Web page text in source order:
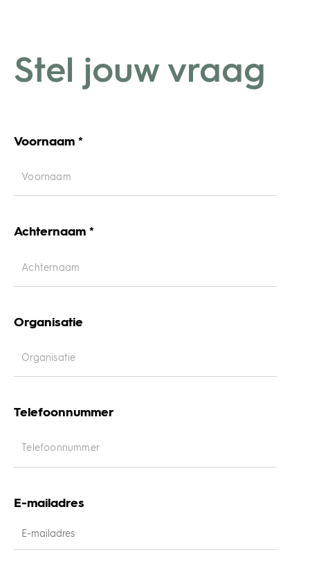
Stel jouw vraag
Voornaam *
Achternaam *
Organisatie
Telefoonnummer
E-mailadres